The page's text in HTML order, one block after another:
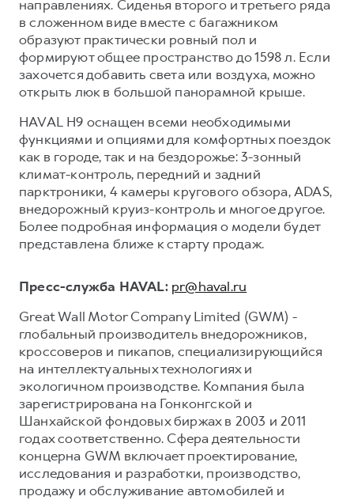
направлениях. Сиденья второго и третьего ряда
в сложенном виде вместе с багажником
образуют практически ровный пол и
формируют общее пространство до 1598 л. Если
захочется добавить света или воздуха, можно
открыть люк в большой панорамной крыше.
HAVAL H9 оснащен всеми необходимыми
функциями и опциями для комфортных поездок
как в городе, так и на бездорожье: 3-зонный
климат-контроль, передний и задний
парктроники, 4 камеры кругового обзора, ADAS,
внедорожный круиз-контроль и многое другое.
Более подробная информация о модели будет
представлена ближе к старту продаж.
Пресс-служба HAVAL: pr@haval.ru
Great Wall Motor Company Limited (GWM) -
глобальный производитель внедорожников,
кроссоверов и пикапов, специализирующийся
на интеллектуальных технологиях и
экологичном производстве. Компания была
зарегистрирована на Гонконгской и
Шанхайской фондовых биржах в 2003 и 2011
годах соответственно. Сфера деятельности
концерна GWM включает проектирование,
исследования и разработки, производство,
продажу и обслуживание автомобилей и